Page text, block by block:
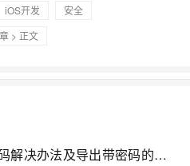
iOS开发
安全
> 正文
iOS发布证书.p12文件无密码解决办法及导出带密码的新.p12文件方法